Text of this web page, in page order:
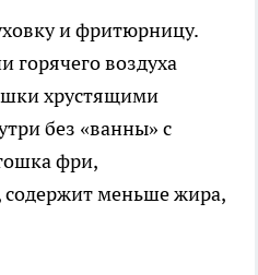
и фритюрницу.
горячего воздуха
хрустящими
без «ванны» с
фри,
содержит меньше жира,